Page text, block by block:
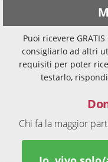
Puoi ricevere
consigliarlo ad altri
requisiti per poter
testarlo,
Chi fa la maggior